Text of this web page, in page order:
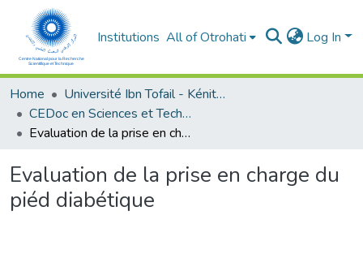
Institutions All of Otrohati Log In
Home
Université Ibn Tofail - Kénitra
CEDoc en Sciences et Techniques et Sciences Médicales (CED - STSM)
Evaluation de la prise en charge du piéd diabétique
Evaluation de la prise en charge du
piéd diabétique